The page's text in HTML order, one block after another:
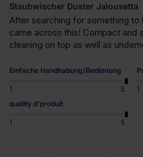
Staubwischer Duster Jalousetta
After searching for something to
came across this! Compact and
cleaning on top as well as
Einfache Handhabung/Bedienung
1 5 1
quality d'produit
1 5